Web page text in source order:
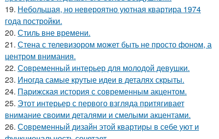
19. Небольшая, но невероятно уютная квартира 1974
года постройки.
20. Стиль вне времени.
21. Стена с телевизором может быть не просто фоном, а
центром внимания.
22. Современный интерьер для молодой девушки.
23. Иногда самые крутые идеи в деталях скрыты.
24. Парижская история с современным акцентом.
25. Этот интерьер с первого взгляда притягивает
внимание своими деталями и смелыми акцентами.
26. Современный дизайн этой квартиры в себе уют и